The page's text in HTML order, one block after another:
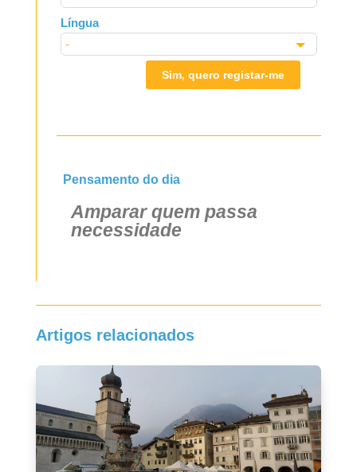
Língua
Sim, quero registar-me
Pensamento do dia
Amparar quem passa
necessidade
Artigos relacionados